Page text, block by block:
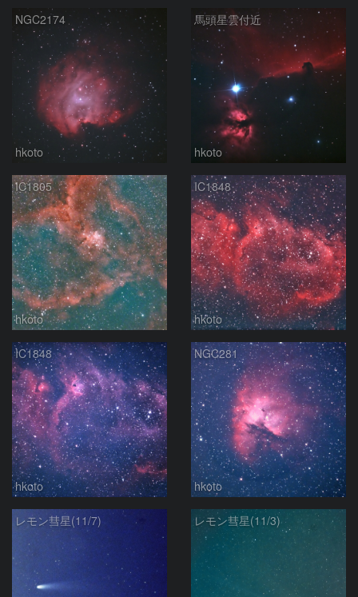
NGC2174
hkoto
馬頭星雲付近
hkoto
IC1805
hkoto
IC1848
hkoto
IC1848
hkoto
NGC281
hkoto
レモン彗星(11/7) レモン彗星(11/3)